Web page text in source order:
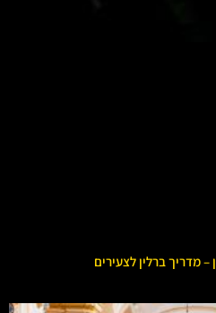
– מדריך ברלין לצעירים